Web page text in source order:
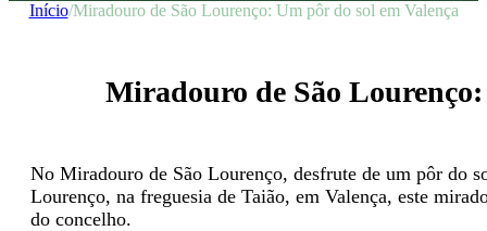
Início/Miradouro de São Lourenço: Um pôr do sol em Valença
Miradouro de São
No Miradouro de São Lourenço, desfrute de um pôr do
Lourenço, na freguesia de Taião, em Valença, este
do concelho.